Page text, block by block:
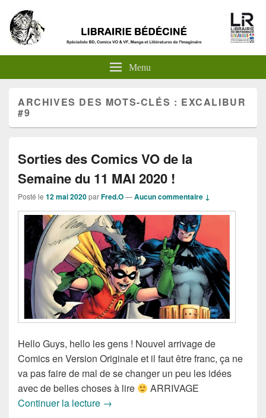
Menu
ARCHIVES DES MOTS-CLÉS : EXCALIBUR
#9
Sorties des Comics VO de la
Semaine du 11 MAI 2020 !
Posté le 12 mai 2020parFred.O—Aucun commentaire ↓
Hello Guys, hello les gens ! Nouvel arrivage de
Comics en Version Originale et il faut être franc, ça ne
va pas faire de mal de se changer un peu les idées
avec de belles choses à lire
ARRIVAGE
Continuer la lecture Sorties des Comics VO de la
→